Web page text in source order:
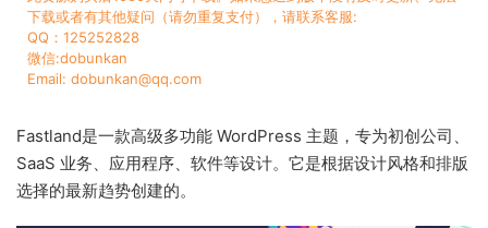
下载或者有其他疑问（请勿重复支付），请联系客服:
QQ：125252828
微信:dobunkan
Email: dobunkan@qq.com
Fastland是一款高级多功能 WordPress 主题，专为初创公司、
SaaS 业务、应用程序、软件等设计。它是根据设计风格和排版
选择的最新趋势创建的。